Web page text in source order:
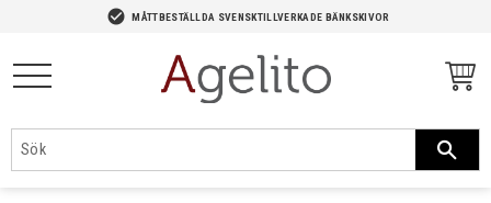
check_circle MÅTTBESTÄLLDA SVENSKTILLVERKADE BÄNKSKIVOR